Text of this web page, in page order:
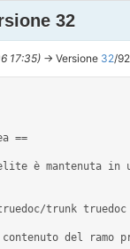
32
17:35) → Versione 32/